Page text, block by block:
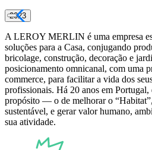
2023
A LEROY MERLIN é uma empresa
soluções para a Casa, conjugando
bricolage, construção, decoração e
posicionamento omnicanal, com uma
commerce, para facilitar a vida dos
profissionais. Há 20 anos em Portugal,
propósito — o de melhorar o
sustentável, e gerar valor humano,
sua atividade.